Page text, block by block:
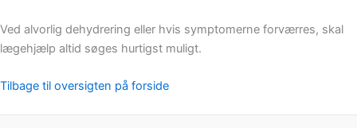
Ved alvorlig dehydrering eller hvis symptomerne forværres, skal
lægehjælp altid søges hurtigst muligt.
Tilbage til oversigten på forside